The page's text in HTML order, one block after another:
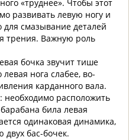
«труднее». Чтобы этот
развивать левую ногу и
смазывание деталей
трения. Важную роль
бочка звучит тише
нога слабее, во-
карданного вала.
необходимо расположить
била левая
одинаковая динамика,
двух бас-бочек.